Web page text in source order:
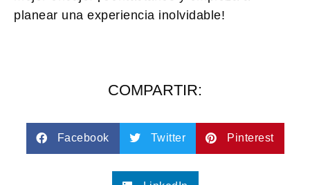
planear una experiencia inolvidable!
COMPARTIR:
Facebook Twitter Pinterest